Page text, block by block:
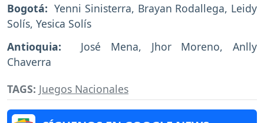
Bogotá: Yenni Sinisterra, Brayan Rodallega, Leidy
Solís, Yesica Solís
Antioquia: José Mena, Jhor Moreno, Anlly
Chaverra
TAGS: Juegos Nacionales